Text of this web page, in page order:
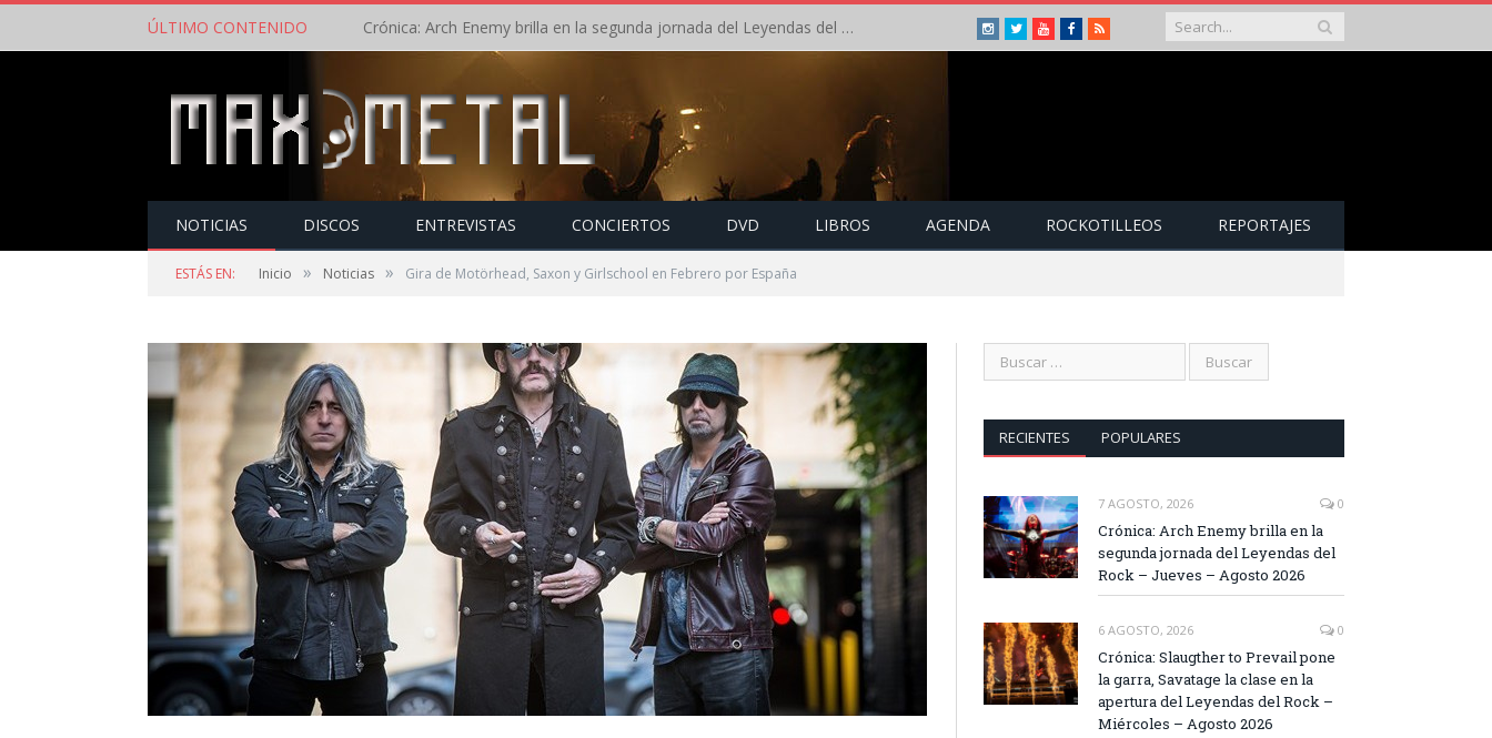
ÚLTIMO CONTENIDO Crónica: Arch Enemy brilla en la segunda jornada del Leyendas del Rock – Jueves – Agosto 2026 Instagram
TwitterYoutubeFacebook
RSS
NOTICIAS DISCOS ENTREVISTAS CONCIERTOS DVD LIBROS AGENDA ROCKOTILLEOS REPORTAJES
ESTÁS EN: Inicio » Noticias » Gira de Motörhead, Saxon y Girlschool en Febrero por España
RECIENTES POPULARES
7 AGOSTO, 2026 0
Crónica: Arch Enemy brilla en la
segunda jornada del Leyendas del
Rock – Jueves – Agosto 2026
6 AGOSTO, 2026 0
Crónica: Slaugther to Prevail pone
la garra, Savatage la clase en la
apertura del Leyendas del Rock –
Miércoles – Agosto 2026